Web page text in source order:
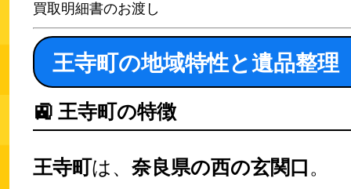
買取明細書のお渡し
王寺町の地域特性と遺品整理
🚉 王寺町の特徴
王寺町は、 奈良県の西の玄関口。